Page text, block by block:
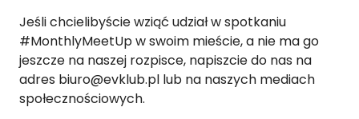
Jeśli chcielibyście wziąć udział w spotkaniu
#MonthlyMeetUp w swoim mieście, a nie ma go
jeszcze na naszej rozpisce, napiszcie do nas na
adres biuro@evklub.pl lub na naszych mediach
społecznościowych.